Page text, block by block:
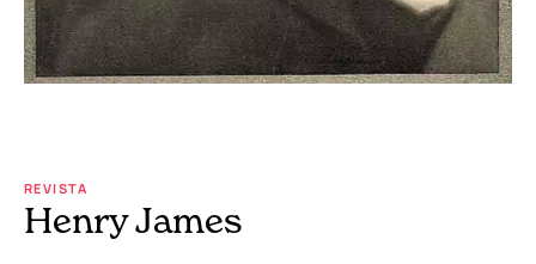
REVISTA
Henry James